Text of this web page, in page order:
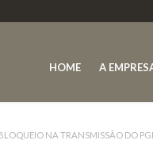
HOME A
NA TRANSMISSÃO DO